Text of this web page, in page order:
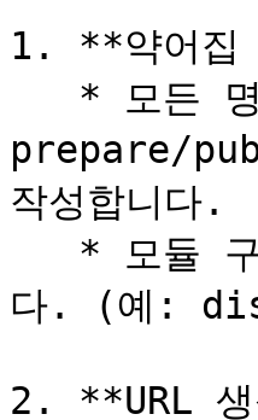
1. **약어집
prepare/
작성합니다.
다. (예:
2. **URL